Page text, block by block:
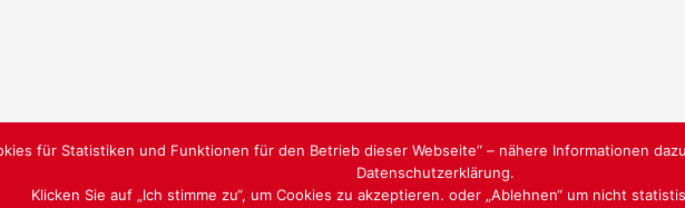
für Statistiken und Funktionen für den Betrieb dieser Webseite“ – nähere Informationen
Datenschutzerklärung.
Klicken Sie auf „Ich stimme zu“, um Cookies zu akzeptieren. oder „Ablehnen“ um nicht